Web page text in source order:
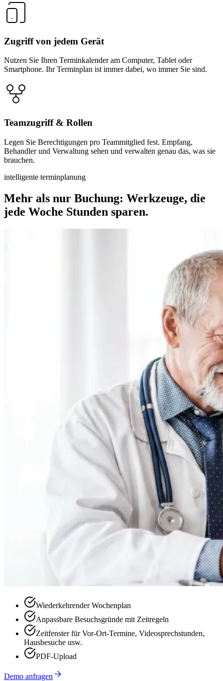
Zugriff von jedem Gerät
Nutzen Sie Ihren Terminkalender am Computer, Tablet oder
Smartphone. Ihr Terminplan ist immer dabei, wo immer Sie sind.
Teamzugriff & Rollen
Legen Sie Berechtigungen pro Teammitglied fest. Empfang,
Behandler und Verwaltung sehen und verwalten genau das, was sie
brauchen.
intelligente terminplanung
Mehr als nur Buchung: Werkzeuge, die
jede Woche Stunden sparen.
Wiederkehrender Wochenplan
Anpassbare Besuchsgründe mit Zeitregeln
Zeitfenster für Vor-Ort-Termine, Videosprechstunden,
Hausbesuche usw.
PDF-Upload
Demo anfragen